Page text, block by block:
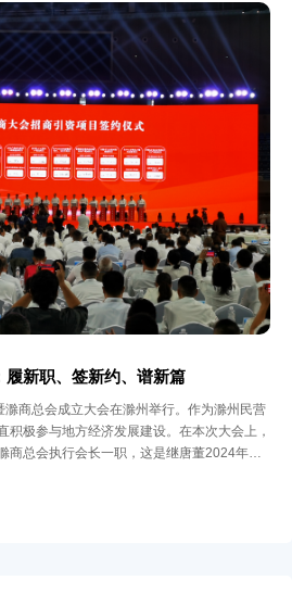
社会责任，此次献血活动，让“无私奉献”不再
触的集体行动，是企业内部一场生动的爱心教
蓝与献血红，交相绘成这个秋天温暖的色
热血，传递了人间温情，展现了新时代企业职
格。未来，鑫铂股份将继续投身各类社会公益
让责任与担当成为公司发展道路上最温暖的底
新职、签新约、谱新篇
商总会成立大会在滁州举行。作为滁州民营
积极参与地方经济发展建设。在本次大会上，
商总会执行会长一职，这是继唐董2024年担
带领下，鑫铂将更好地发挥行业龙头企业带动